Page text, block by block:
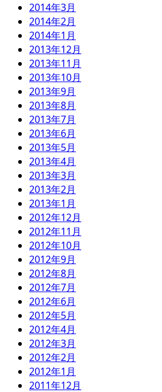
2014年3月
2014年2月
2014年1月
2013年12月
2013年11月
2013年10月
2013年9月
2013年8月
2013年7月
2013年6月
2013年5月
2013年4月
2013年3月
2013年2月
2013年1月
2012年12月
2012年11月
2012年10月
2012年9月
2012年8月
2012年7月
2012年6月
2012年5月
2012年4月
2012年3月
2012年2月
2012年1月
2011年12月